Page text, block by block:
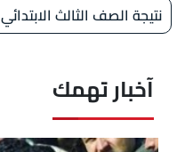
نتيجة الصف الثالث الابتدائي 2026 في الجيزة
آخبار تهمك